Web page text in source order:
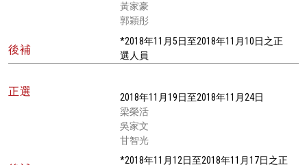
黃家豪
郭穎彤
後補
*2018年11月5日至2018年11月10日之正
選人員
正選
2018年11月19日至2018年11月24日
梁榮活
吳家文
甘智光
*2018年11月12日至2018年11月17日之正